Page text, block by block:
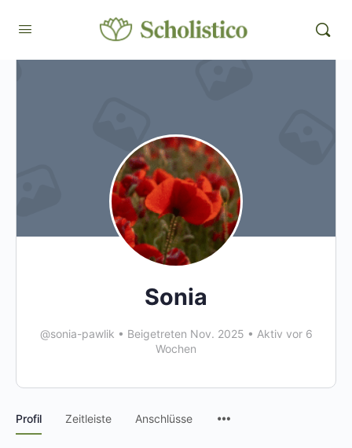
Sonia
@sonia-pawlik • Beigetreten Nov. 2025 • Aktiv vor 6
Wochen
Profil Zeitleiste Anschlüsse